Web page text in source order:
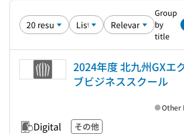
Group
by
title
2024年度 北九州GXエ
ブビジネススクール
Digital その他
Other